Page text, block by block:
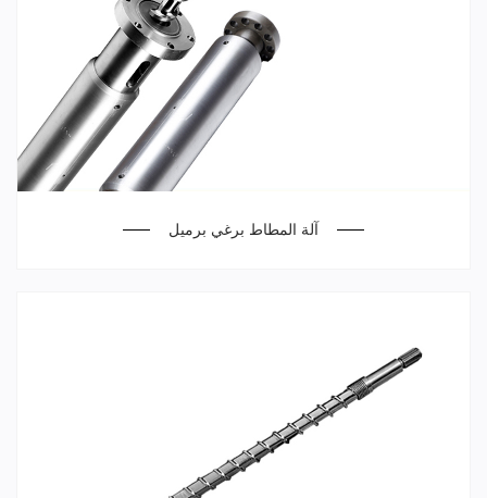
آلة المطاط برغي برميل